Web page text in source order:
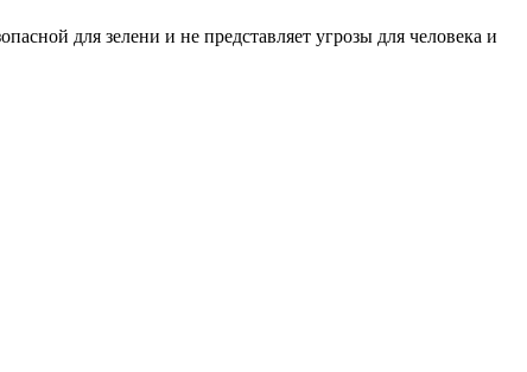
для зелени и не представляет угрозы для человека и